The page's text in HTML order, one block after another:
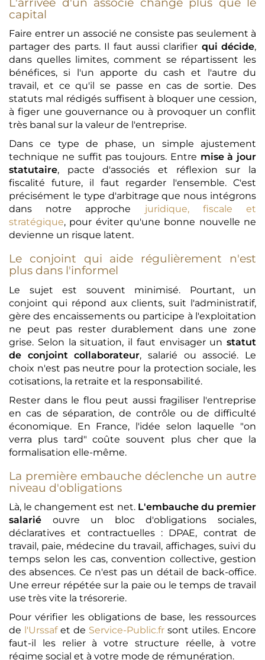
capital
Faire entrer un associé ne consiste pas seulement à
partager des parts. Il faut aussi clarifier qui décide,
dans quelles limites, comment se répartissent les
bénéfices, si l'un apporte du cash et l'autre du
travail, et ce qu'il se passe en cas de sortie. Des
statuts mal rédigés suffisent à bloquer une cession,
à figer une gouvernance ou à provoquer un conflit
très banal sur la valeur de l'entreprise.
Dans ce type de phase, un simple ajustement
technique ne suffit pas toujours. Entre mise à jour
statutaire, pacte d'associés et réflexion sur la
fiscalité future, il faut regarder l'ensemble. C'est
précisément le type d'arbitrage que nous intégrons
dans notre approche juridique, fiscale et
stratégique, pour éviter qu'une bonne nouvelle ne
devienne un risque latent.
Le conjoint qui aide régulièrement n'est
plus dans l'informel
Le sujet est souvent minimisé. Pourtant, un
conjoint qui répond aux clients, suit l'administratif,
gère des encaissements ou participe à l'exploitation
ne peut pas rester durablement dans une zone
grise. Selon la situation, il faut envisager un statut
de conjoint collaborateur, salarié ou associé. Le
choix n'est pas neutre pour la protection sociale, les
cotisations, la retraite et la responsabilité.
Rester dans le flou peut aussi fragiliser l'entreprise
en cas de séparation, de contrôle ou de difficulté
économique. En France, l'idée selon laquelle "on
verra plus tard" coûte souvent plus cher que la
formalisation elle-même.
La première embauche déclenche un autre
niveau d'obligations
Là, le changement est net. L'embauche du premier
salarié ouvre un bloc d'obligations sociales,
déclaratives et contractuelles : DPAE, contrat de
travail, paie, médecine du travail, affichages, suivi du
temps selon les cas, convention collective, gestion
des absences. Ce n'est pas un détail de back-office.
Une erreur répétée sur la paie ou le temps de travail
use très vite la trésorerie.
Pour vérifier les obligations de base, les ressources
de l'Urssafet de Service-Public.fr sont utiles. Encore
faut-il les relier à votre structure réelle, à votre
régime social et à votre mode de rémunération.